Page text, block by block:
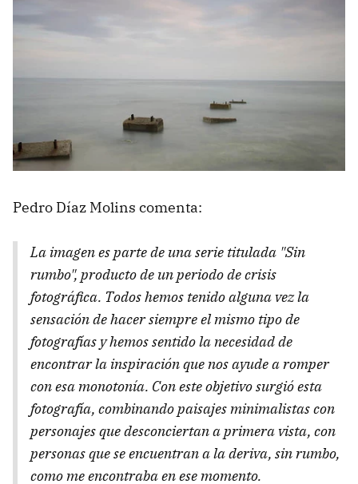
Pedro Díaz Molins comenta:
La imagen es parte de una serie titulada "Sin
rumbo", producto de un periodo de crisis
fotográfica. Todos hemos tenido alguna vez la
sensación de hacer siempre el mismo tipo de
fotografías y hemos sentido la necesidad de
encontrar la inspiración que nos ayude a romper
con esa monotonía. Con este objetivo surgió esta
fotografía, combinando paisajes minimalistas con
personajes que desconciertan a primera vista, con
personas que se encuentran a la deriva, sin rumbo,
como me encontraba en ese momento.